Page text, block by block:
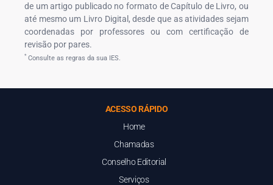
de um artigo publicado no formato de Capítulo de Livro, ou
até mesmo um Livro Digital, desde que as atividades sejam
coordenadas por professores ou com certificação de
revisão por pares.
* Consulte as regras da sua IES.
ACESSO RÁPIDO
Home
Chamadas
Conselho Editorial
Serviços